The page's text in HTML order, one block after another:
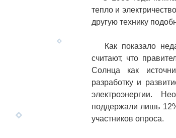
тепло и
другую технику
Как показало
считают, что
Солнца как
разработку и
электроэнергии.
поддержали лишь
участников опроса.